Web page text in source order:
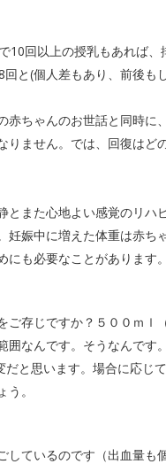
10回以上の授乳もあれば
と(個人差もあり、前後も
赤ちゃんのお世話と同時に
りません。では、回復はど
とまた心地よい感覚のリハ
妊娠中に増えた体重は赤ち
にも必要なことがあります。
ご存じですか？５００ｍｌ
囲なんです。そうなんです
だと思います。場合に応じ
。
しているのです（出血量も